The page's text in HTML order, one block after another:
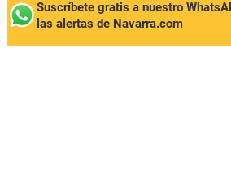
Suscríbete gratis a nuestro
las alertas de Navarra.com